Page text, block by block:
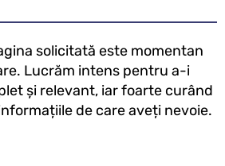
solicitată este momentan
Lucrăm intens pentru a-i
și relevant, iar foarte curând
de care aveți nevoie.